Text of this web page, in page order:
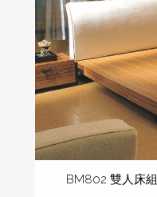
BM802 雙人床組